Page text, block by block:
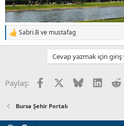
T
e
e
Sabri.B ve mustafag
Cevap yazmak için giriş
Paylaş: FacebookX (Twitter)
Bluesky
Bursa Şehir Portalı